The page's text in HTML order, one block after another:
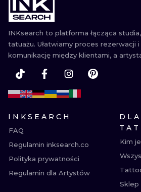
INKsearch to platforma łącząca
tatuażu. Ułatwiamy proces rezerwacji
komunikację między klientami, a
INKSEARCH
FAQ
Regulamin inksearch.co
Polityka prywatności
Regulamin dla Artystów
Kim
Sklep